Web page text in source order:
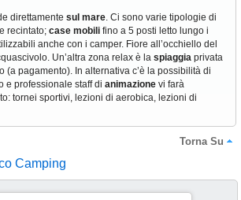
direttamente sul mare. Ci sono varie tipologie di
recintato; case mobilifino a 5 posti letto lungo i
anche con i camper. Fiore all’occhiello del
Un’altra zona relax è laspiaggiaprivata
pagamento). In alternativa c’è la possibilità di
e professionale staff di animazionevi farà
tornei sportivi, lezioni di aerobica, lezioni di
Torna Su
Camping